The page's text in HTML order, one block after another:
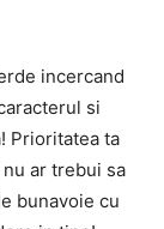
incercand
si
Prioritatea ta
ar trebui sa
bunavoie cu